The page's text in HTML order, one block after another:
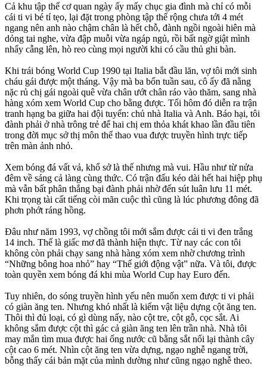
Cả khu tập thể cơ quan ngày ấy mấy chục gia đình mà chỉ có mỗi
cái ti vi bé tí tẹo, lại đặt trong phòng tập thể rộng chưa tới 4 mét
ngang nên anh nào chậm chân là hết chỗ, đành ngồi ngoài hiên mà
dỏng tai nghe, vừa đập muỗi vừa ngáp ngủ, rồi bất ngờ giật mình
nhẩy cẫng lên, hò reo cùng mọi người khi có cầu thủ ghi bàn.
Khi trái bóng World Cup 1990 tại Italia bắt đầu lăn, vợ tôi mới sinh
cháu gái được một tháng. Vậy mà ba bốn tuần sau, cô ấy đã nằng
nặc rủ chị gái ngoài quê vừa chân ướt chân ráo vào thăm, sang nhà
hàng xóm xem World Cup cho bằng được. Tối hôm đó diễn ra trận
tranh hạng ba giữa hai đội tuyển: chủ nhà Italia và Anh. Báo hại, tôi
đành phải ở nhà trông trẻ để hai chị em thỏa khát khao lần đầu tiên
trong đời mục sở thị môn thể thao vua được truyền hình trực tiếp
trên màn ảnh nhỏ.
Xem bóng đá vất vả, khổ sở là thế nhưng mà vui. Hầu như từ nửa
đêm về sáng cả làng cùng thức. Có trận đấu kéo dài hết hai hiệp phụ
mà vẫn bất phân thắng bại đành phải nhờ đến sút luân lưu 11 mét.
Khi trọng tài cất tiếng còi mãn cuộc thì cũng là lúc phương đông đã
phơn phớt ráng hồng.
Đâu như năm 1993, vợ chồng tôi mới sắm được cái ti vi đen trắng
14 inch. Thế là giấc mơ đã thành hiện thực. Từ nay các con tôi
không còn phải chạy sang nhà hàng xóm xem nhờ chương trình
“Những bông hoa nhỏ” hay “Thế giới động vật” nữa. Và tôi, được
toàn quyền xem bóng đá khi mùa World Cup hay Euro đến.
Tuy nhiên, do sóng truyền hình yếu nên muốn xem được ti vi phải
có giàn ăng ten. Nhưng khó nhất là kiếm vật liệu dựng cột ăng ten.
Thôi thì đủ loại, có gì dùng nấy, nào cột tre, cột gỗ, cọc sắt. Ai
không sắm được cột thì gác cả giàn ăng ten lên trần nhà. Nhà tôi
may mắn tìm mua được hai ống nước cũ bằng sắt nối lại thành cây
cột cao 6 mét. Nhìn cột ăng ten vừa dựng, ngạo nghễ ngang trời,
bỗng thấy cái bản mặt của mình dường như cũng ngạo nghễ theo.